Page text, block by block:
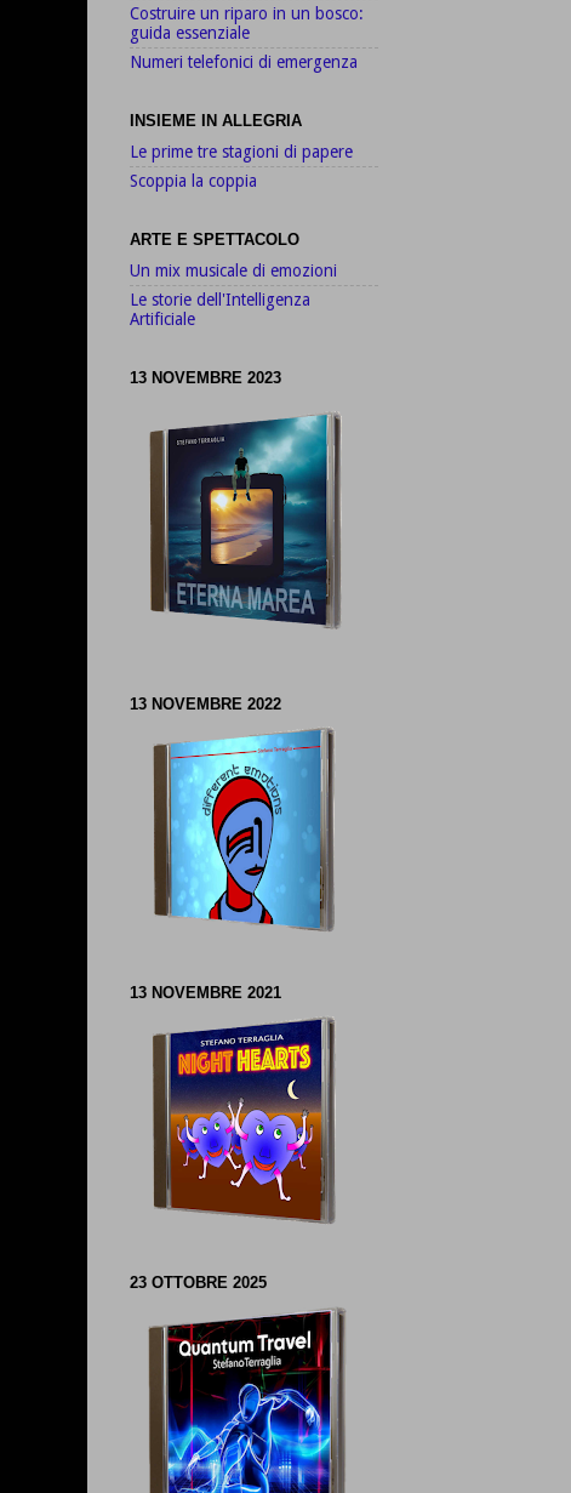
Costruire un riparo in un bosco:
guida essenziale
Numeri telefonici di emergenza
INSIEME IN ALLEGRIA
Le prime tre stagioni di papere
Scoppia la coppia
ARTE E SPETTACOLO
Un mix musicale di emozioni
Le storie dell'Intelligenza
Artificiale
13 NOVEMBRE 2023
13 NOVEMBRE 2022
13 NOVEMBRE 2021
23 OTTOBRE 2025